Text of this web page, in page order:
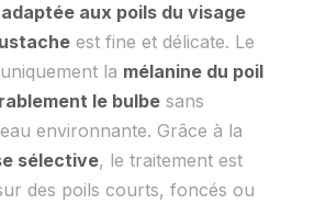
Réserver
aux poils du visage
est fine et délicate. Le
la mélanine du poil
le bulbe sans
environnante. Grâce à la
sélective, le traitement est
des poils courts, foncés ou